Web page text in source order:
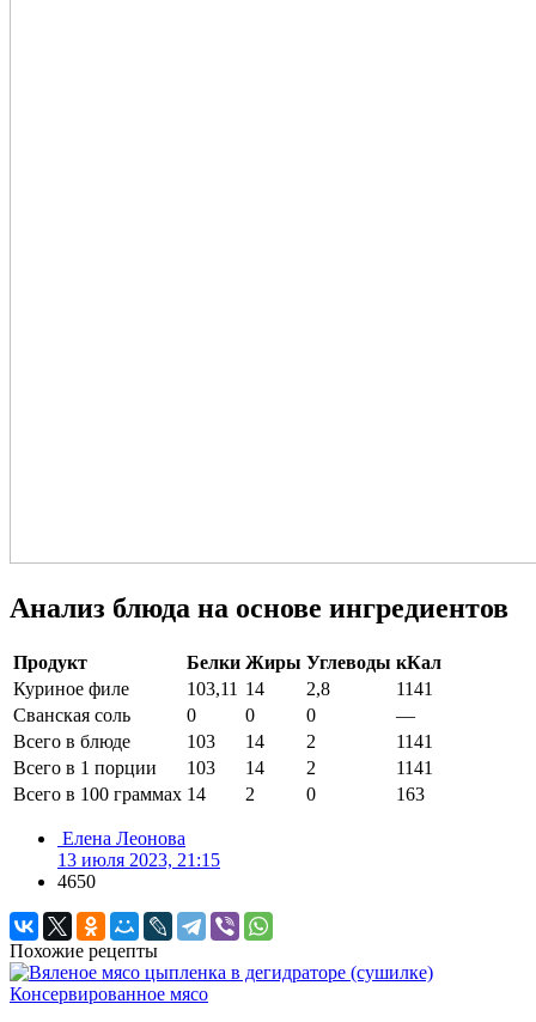
Анализ блюда на основе ингредиентов
Продукт Белки Жиры Углеводы кКал
Куриное филе
103,11 14 2,8
1141
Сванская соль
0 0 0
—
Всего в блюде
103 14 2
1141
Всего в 1 порции
103 14 2
1141
Всего в 100 граммах 14 2 0 163
Елена Леонова
13 июля 2023, 21:15
4650
Похожие рецепты
Консервированное мясо